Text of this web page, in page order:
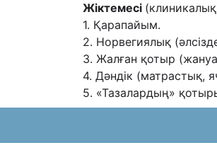
Жіктемесі
1. Қарапайым.
2. Норвегиялық
3. Жалған қотыр
4. Дəндік (матрастық,
5. «Тазалардың»